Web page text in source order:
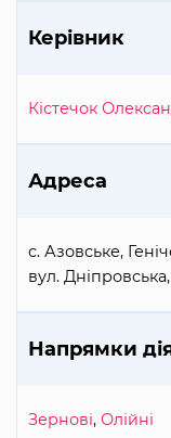
Керівник
Кістечок
Адреса
с. Азовське,
вул.
Напрямки
Зернові, Олійні